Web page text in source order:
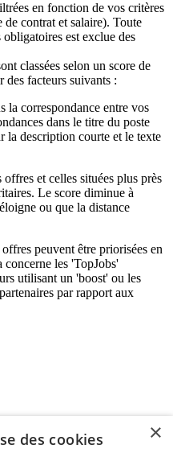
en fonction de vos critères
contrat et salaire). Toute
est exclue des
classées selon un score de
des facteurs suivants :
la correspondance entre vos
dans le titre du poste
la description courte et le texte
et celles situées plus près
Le score diminue à
ou que la distance
peuvent être priorisées en
les 'TopJobs'
utilisant un 'boost' ou les
par rapport aux
×
des cookies